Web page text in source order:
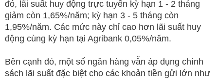
đó, lãi suất huy động trực tuyến kỳ hạn 1 - 2 tháng
giảm còn 1,65%/năm; kỳ hạn 3 - 5 tháng còn
1,95%/năm. Các mức này chỉ cao hơn lãi suất huy
động cùng kỳ hạn tại Agribank 0,05%/năm.
Bên cạnh đó, một số ngân hàng vẫn áp dụng chính
sách lãi suất đặc biệt cho các khoản tiền gửi lớn như